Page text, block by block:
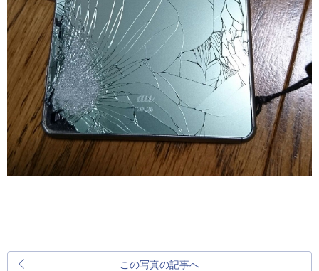
この写真の記事へ